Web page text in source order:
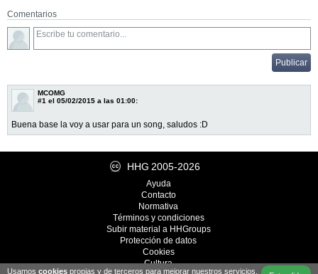
Comentarios
MCOMG
#1 el 05/02/2015 a las 01:00:
Buena base la voy a usar para un song, saludos :D
HHG 2005-2026
Ayuda
Contacto
Normativa
Términos y condiciones
Subir material a HHGroups
Protección de datos
Cookies
Cultura
Usamos cookies propias y de terceros para mejorar nuestros servicios.